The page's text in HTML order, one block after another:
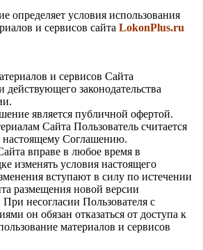
определяет условия использования
и сервисов сайта LokonPlus.ru
и сервисов Сайта
действующего законодательства
является публичной офертой.
Сайта Пользователь считается
Соглашению.
вправе в любое время в
изменять условия настоящего
вступают в силу по истечении
размещения новой версии
несогласии Пользователя с
он обязан отказаться от доступа к
материалов и сервисов